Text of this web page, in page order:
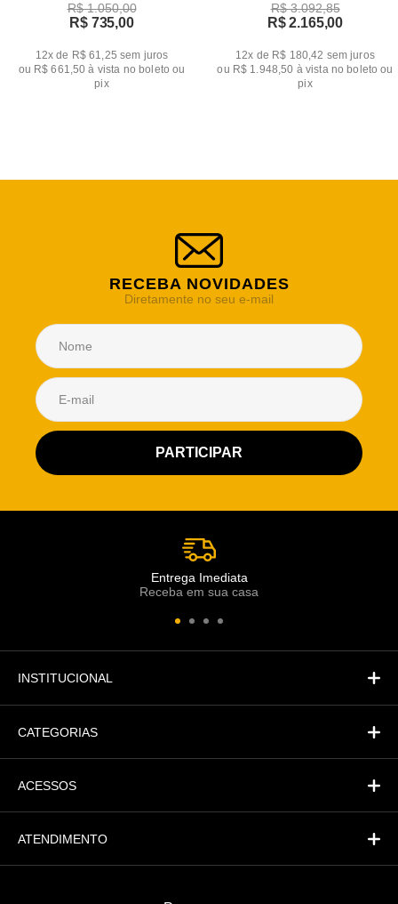
R$ 1.050,00
R$ 735,00
12x de R$ 61,25 sem juros
ou R$ 661,50 à vista no boleto ou
pix
R$ 3.092,85
R$ 2.165,00
12x de R$ 180,42 sem juros
ou R$ 1.948,50 à vista no boleto ou
pix
RECEBA NOVIDADES
Diretamente no seu e-mail
Entrega Imediata
Receba em sua casa
INSTITUCIONAL
CATEGORIAS
ACESSOS
ATENDIMENTO
Atendimento Rei de Casa